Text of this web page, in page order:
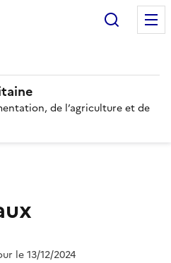
de l’agriculture et de
le 13/12/2024